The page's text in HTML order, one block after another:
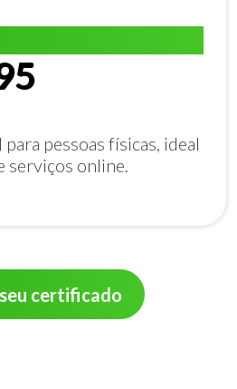
pessoas físicas, ideal
serviços online.
certificado